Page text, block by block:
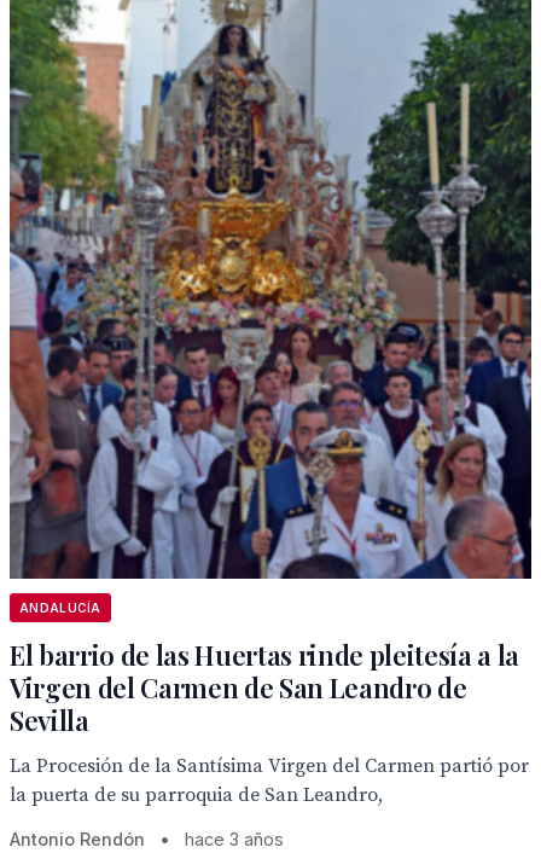
ANDALUCÍA
El barrio de las Huertas rinde pleitesía a la
Virgen del Carmen de San Leandro de
Sevilla
La Procesión de la Santísima Virgen del Carmen partió por
la puerta de su parroquia de San Leandro,
Antonio Rendón • hace 3 años